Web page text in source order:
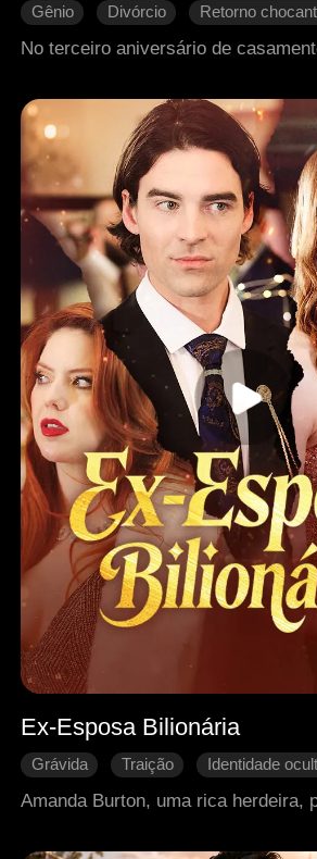
Gênio Divórcio
Retorno
Ex-Esposa Bilionária
Grávida Traição Identidade